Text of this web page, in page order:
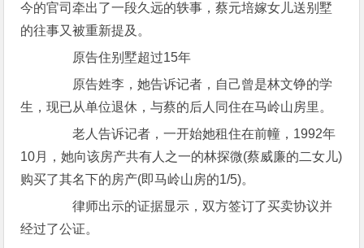
今的官司牵出了一段久远的轶事，蔡元培嫁女儿送别墅
的往事又被重新提及。
原告住别墅超过15年
原告姓李，她告诉记者，自己曾是林文铮的学
生，现已从单位退休，与蔡的后人同住在马岭山房里。
老人告诉记者，一开始她租住在前幢，1992年
10月，她向该房产共有人之一的林探微(蔡威廉的二女儿)
购买了其名下的房产(即马岭山房的1/5)。
律师出示的证据显示，双方签订了买卖协议并
经过了公证。